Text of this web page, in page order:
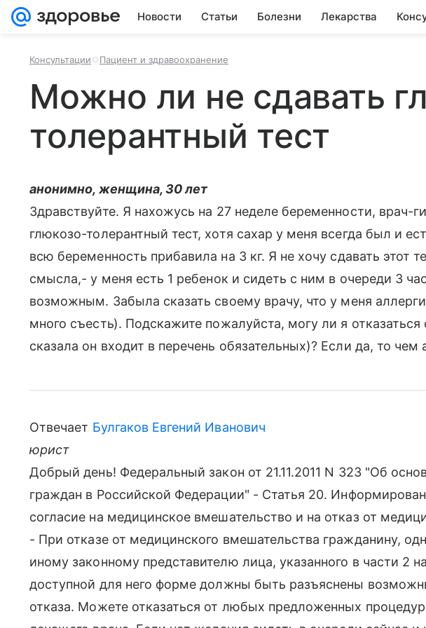
Новости Статьи Болезни Лекарства
Консультации Пациент и здравоохранение
Можно ли не сдавать
толерантный тест
анонимно, женщина, 30 лет
Здравствуйте. Я нахожусь на 27 неделе беременности, врач-
глюкозо-толерантный тест, хотя сахар у меня всегда был и
всю беременность прибавила на 3 кг. Я не хочу сдавать этот
смысла,- у меня есть 1 ребенок и сидеть с ним в очереди 3
возможным. Забыла сказать своему врачу, что у меня
много съесть). Подскажите пожалуйста, могу ли я отказаться
сказала он входит в перечень обязательных)? Если да, то чем
Отвечает Булгаков Евгений Иванович
юрист
Добрый день! Федеральный закон от 21.11.2011 N 323 "Об
граждан в Российской Федерации" - Статья 20.
согласие на медицинское вмешательство и на отказ от
- При отказе от медицинского вмешательства гражданину,
иному законному представителю лица, указанного в части 2
доступной для него форме должны быть разъяснены
отказа. Можете отказаться от любых предложенных